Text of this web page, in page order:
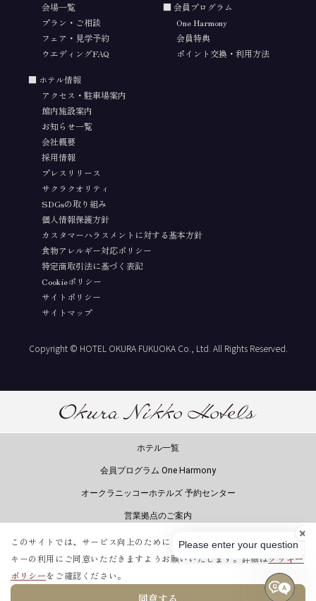
会場一覧
プラン・ご相談
フェア・見学予約
ウエディングFAQ
会員プログラム
One Harmony
会員特典
ポイント交換・利用方法
ホテル情報
アクセス・駐車場案内
館内施設案内
お知らせ一覧
会社概要
採用情報
プレスリリース
サクラクオリティ
SDGsの取り組み
個人情報保護方針
カスタマーハラスメントに対する基本方針
食物アレルギー対応ポリシー
特定商取引法に基づく表記
Cookieポリシー
サイトポリシー
サイトマップ
Copyright © HOTEL OKURA FUKUOKA Co., Ltd. All Rights Reserved.
ホテル一覧
会員プログラム One Harmony
オークラニッコーホテルズ 予約センター
営業拠点のご案内
マイレージ提携サービス
このサイトでは、サービス向上のためにクッキーを使用しています。クッ
キーの利用にご同意いただきますようお願いいたします。 詳細はクッキー
ポリシーをご確認ください。
同意する